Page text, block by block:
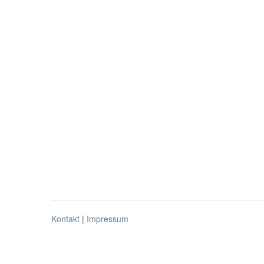
Kontakt | Impressum